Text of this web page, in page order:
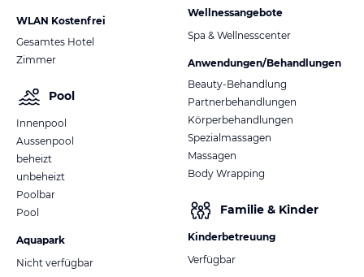
WLAN Kostenfrei
Gesamtes Hotel
Zimmer
Pool
Innenpool
Aussenpool
beheizt
unbeheizt
Poolbar
Pool
Aquapark
Nicht verfügbar
Wellnessangebote
Spa & Wellnesscenter
Anwendungen/Behandlungen
Beauty-Behandlung
Partnerbehandlungen
Körperbehandlungen
Spezialmassagen
Massagen
Body Wrapping
Familie & Kinder
Kinderbetreuung
Verfügbar